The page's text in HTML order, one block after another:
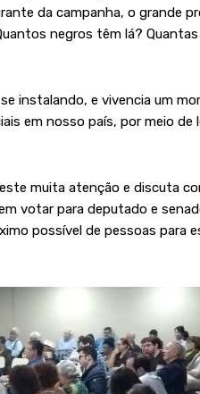
da campanha, o grande
negros têm lá?
instalando, e vivencia um
em nosso país, por meio de
muita atenção e discuta
votar para deputado e
possível de pessoas para